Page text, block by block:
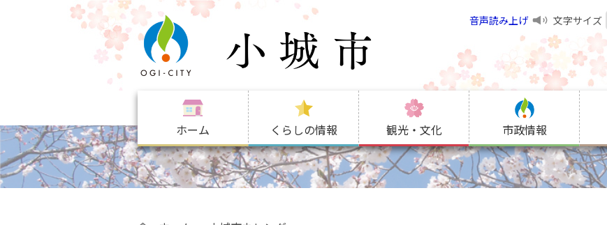
音声読み上げ 文字サイズ
ホーム くらしの情報 観光・文化 市政情報